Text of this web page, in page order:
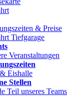
& Preise
Tiefgarage
Veranstaltungen
Eishalle
Stellen
Teil unseres Teams